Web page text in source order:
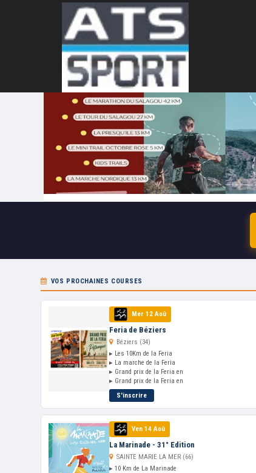
VOS PROCHAINES COURSES
Mer 12 Aoû
Feria de Béziers
Béziers (34)
▸ Les 10Km de la Feria
▸ La marche de la Feria
▸ Grand prix de la Feria en
▸ Grand prix de la Feria en
S'inscrire
Ven 14 Aoû
La Marinade - 31° Edition
SAINTE MARIE LA MER (66)
▸ 10 Km de La Marinade